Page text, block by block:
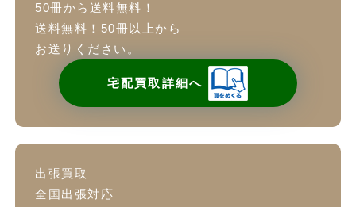
50冊から送料無料！
送料無料！50冊以上から
お送りください。
宅配買取詳細へ
出張買取
全国出張対応